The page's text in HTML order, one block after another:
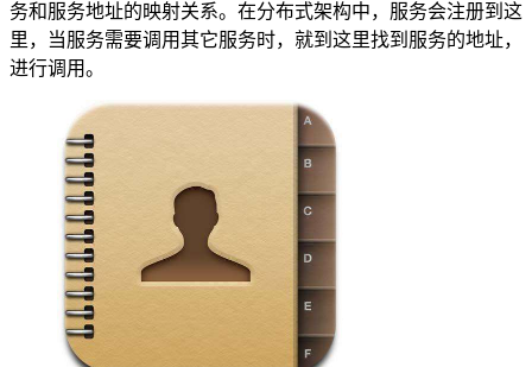
务和服务地址的映射关系。在分布式架构中，服务会注册到这
里，当服务需要调用其它服务时，就到这里找到服务的地址，
进行调用。